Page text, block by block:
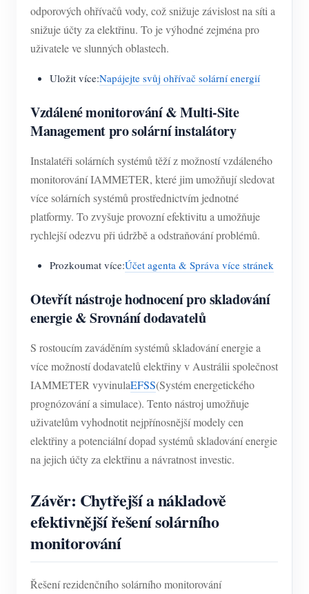
odporových ohřívačů vody, což snižuje závislost na síti a
snižuje účty za elektřinu. To je výhodné zejména pro
uživatele ve slunných oblastech.
Uložit více:Napájejte svůj ohřívač solární energií
Vzdálené monitorování & Multi-Site
Management pro solární instalátory
Instalatéři solárních systémů těží z možností vzdáleného
monitorování IAMMETER, které jim umožňují sledovat
více solárních systémů prostřednictvím jednotné
platformy. To zvyšuje provozní efektivitu a umožňuje
rychlejší odezvu při údržbě a odstraňování problémů.
Prozkoumat více:Účet agenta & Správa více stránek
Otevřít nástroje hodnocení pro skladování
energie & Srovnání dodavatelů
S rostoucím zaváděním systémů skladování energie a
více možností dodavatelů elektřiny v Austrálii společnost
IAMMETER vyvinulaEFSS(Systém energetického
prognózování a simulace). Tento nástroj umožňuje
uživatelům vyhodnotit nejpřínosnější modely cen
elektřiny a potenciální dopad systémů skladování energie
na jejich účty za elektřinu a návratnost investic.
Závěr: Chytřejší a nákladově
efektivnější řešení solárního
monitorování
Řešení rezidenčního solárního monitorování